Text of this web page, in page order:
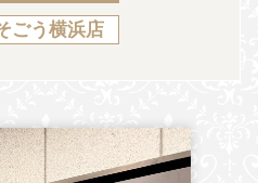
ごう横浜店